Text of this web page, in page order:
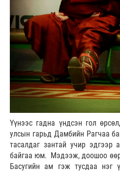
Үүнээс гадна үндсэн гол
улсын гарьд Дамбийн Рагчаа
тасалдаг зантай учир эдгээр
байгаа юм. Мэдээж, доошоо
Басугийн ам гэж тусдаа нэг